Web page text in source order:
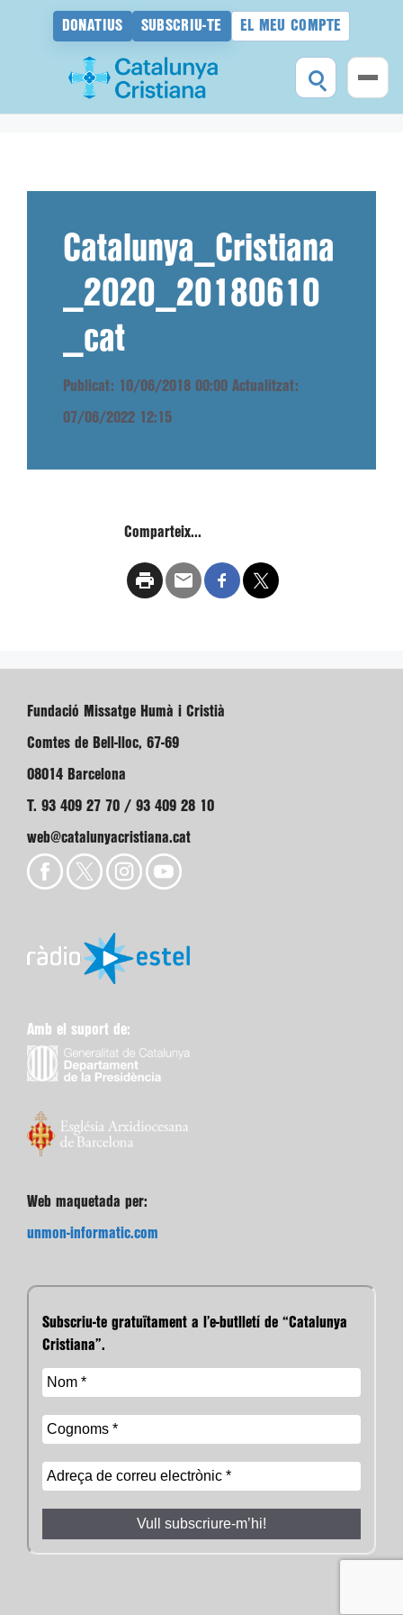
DONATIUS SUBSCRIU-TE EL MEU COMPTE
Catalunya_Cristiana
_2020_20180610
_cat
Publicat: 10/06/2018 00:00 Actualitzat:
07/06/2022 12:15
Comparteix...
Fundació Missatge Humà i Cristià
Comtes de Bell-lloc, 67-69
08014 Barcelona
T. 93 409 27 70 / 93 409 28 10
web@catalunyacristiana.cat
Amb el suport de:
Web maquetada per:
unmon-informatic.com
Subscriu-te gratuïtament a l’e-butlletí de “Catalunya
Cristiana”.